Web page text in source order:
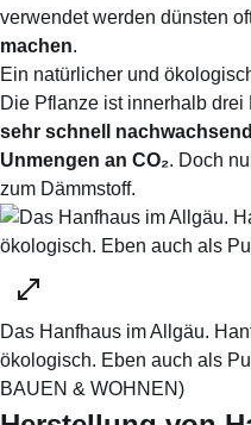
verwendet werden dünsten
machen.
Ein natürlicher und
Die Pflanze ist innerhalb
sehr schnell
Unmengen an CO₂. Doch
zum Dämmstoff.
Das Hanfhaus im Allgäu.
ökologisch. Eben auch als
BAUEN & WOHNEN)